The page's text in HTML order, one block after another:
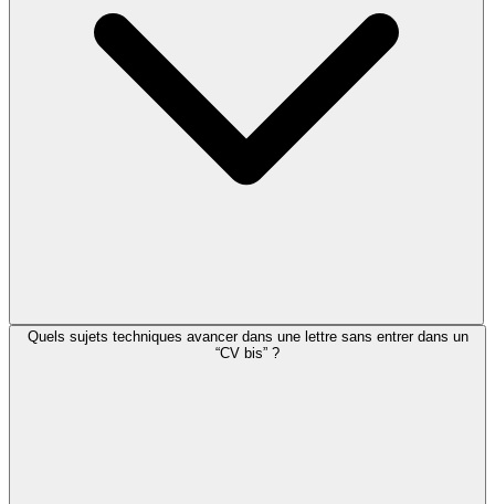
Quels sujets techniques avancer dans une lettre sans entrer dans un
“CV bis” ?